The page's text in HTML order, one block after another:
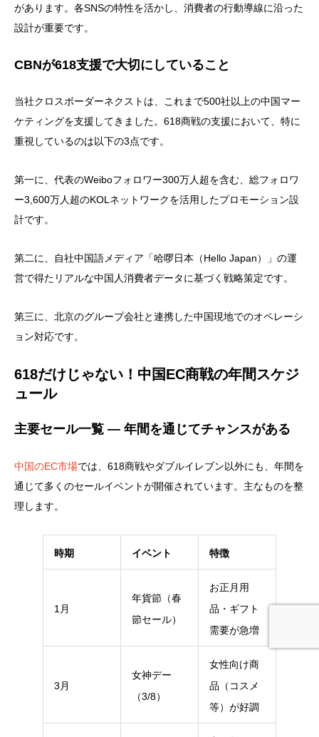
があります。各SNSの特性を活かし、消費者の行動導線に沿った
設計が重要です。
CBNが618支援で大切にしていること
当社クロスボーダーネクストは、これまで500社以上の中国マー
ケティングを支援してきました。618商戦の支援において、特に
重視しているのは以下の3点です。
第一に、代表のWeiboフォロワー300万人超を含む、総フォロワ
ー3,600万人超のKOLネットワークを活用したプロモーション設
計です。
第二に、自社中国語メディア「哈啰日本（Hello Japan）」の運
営で得たリアルな中国人消費者データに基づく戦略策定です。
第三に、北京のグループ会社と連携した中国現地でのオペレーシ
ョン対応です。
618だけじゃない！中国EC商戦の年間スケジ
ュール
主要セール一覧 ― 年間を通じてチャンスがある
中国のEC市場では、618商戦やダブルイレブン以外にも、年間を
通じて多くのセールイベントが開催されています。主なものを整
理します。
時期 イベント 特徴
1月
年貨節（春
節セール）
お正月用
品・ギフト
需要が急増
3月
女神デー
（3/8）
女性向け商
品（コスメ
等）が好調
お問い合わせ お役立ち資料